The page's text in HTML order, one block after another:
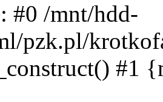
#0 /mnt/hdd-
pzk.pl/
#1